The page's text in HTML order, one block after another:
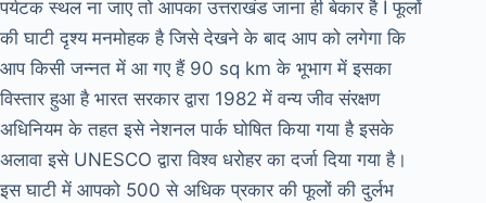
पर्यटक स्थल ना जाए तो आपका उत्तराखंड जाना ही बेकार है I फूलों
की घाटी दृश्य मनमोहक है जिसे देखने के बाद आप को लगेगा कि
आप किसी जन्नत में आ गए हैं 90 sq km के भूभाग में इसका
विस्तार हुआ है भारत सरकार द्वारा 1982 में वन्य जीव संरक्षण
अधिनियम के तहत इसे नेशनल पार्क घोषित किया गया है इसके
अलावा इसे UNESCO द्वारा विश्व धरोहर का दर्जा दिया गया है।
इस घाटी में आपको 500 से अधिक प्रकार की फूलों की दुर्लभ